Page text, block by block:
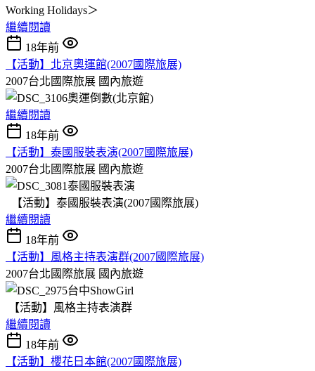
Working Holidays＞
繼續閱讀
18年前
【活動】北京奧運館(2007國際旅展)
2007台北國際旅展 國內旅遊
繼續閱讀
18年前
【活動】泰國服裝表演(2007國際旅展)
2007台北國際旅展 國內旅遊
【活動】泰國服裝表演(2007國際旅展)
繼續閱讀
18年前
【活動】風格主持表演群(2007國際旅展)
2007台北國際旅展 國內旅遊
【活動】風格主持表演群
繼續閱讀
18年前
【活動】櫻花日本館(2007國際旅展)